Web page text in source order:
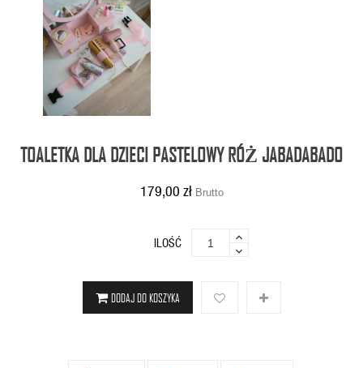
TOALETKA DLA DZIECI PASTELOWY RÓŻ JABADABADO
179,00 zł Brutto
ILOŚĆ
DODAJ DO KOSZYKA